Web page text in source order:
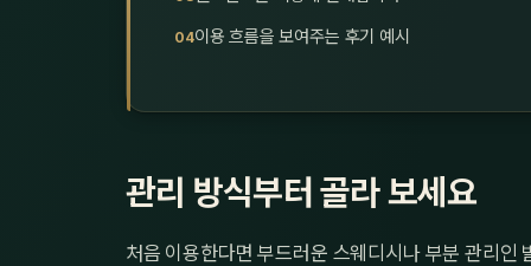
이용 흐름을 보여주는 후기 예시
관리 방식부터 골라 보세요
처음 이용한다면 부드러운 스웨디시나 부분 관리인